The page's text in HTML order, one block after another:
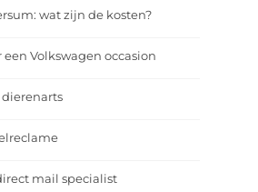
wat zijn de kosten?
Volkswagen occasion
dierenarts
mail specialist